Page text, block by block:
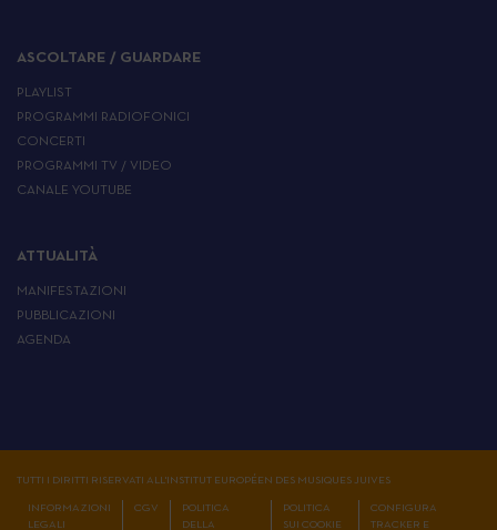
ASCOLTARE / GUARDARE
PLAYLIST
PROGRAMMI RADIOFONICI
CONCERTI
PROGRAMMI TV / VIDEO
CANALE YOUTUBE
ATTUALITÀ
MANIFESTAZIONI
PUBBLICAZIONI
AGENDA
TUTTI I DIRITTI RISERVATI ALL'INSTITUT EUROPÉEN DES MUSIQUES JUIVES
INFORMAZIONI
LEGALI
CGV
POLITICA
DELLA
POLITICA
SUI COOKIE
CONFIGURA
TRACKER E